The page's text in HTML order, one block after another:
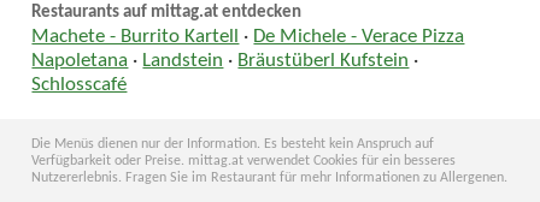
Restaurants auf mittag.at entdecken
Machete - Burrito Kartell · De Michele - Verace Pizza
Napoletana · Landstein · Bräustüberl Kufstein ·
Schlosscafé
Die Menüs dienen nur der Information. Es besteht kein Anspruch auf
Verfügbarkeit oder Preise. mittag.at verwendet Cookies für ein besseres
Nutzererlebnis. Fragen Sie im Restaurant für mehr Informationen zu Allergenen.